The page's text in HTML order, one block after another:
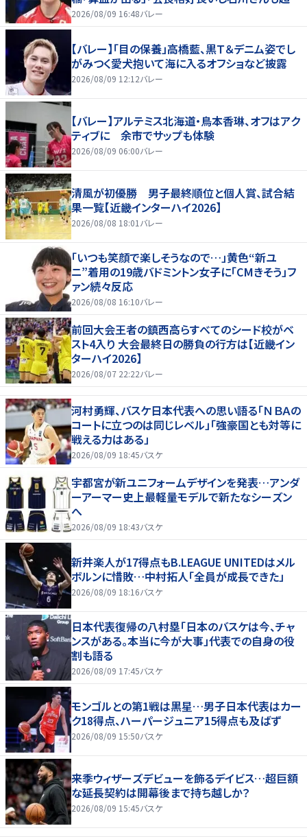
好いい」
2026/08/09 16:48バレー
【バレー】「目の保養」高橋藍、黒Ｔ＆デニム姿でし
がみつく愛犬抱いて海に入るオフショなど披露
2026/08/09 12:12バレー
【バレー】アルテミス北海道・鳥本香琳、オフはアク
ティブに 余市でサップも体験
2026/08/09 06:00バレー
清風が初優勝 男子最終順位と個人賞、試合結
果一覧【近畿インターハイ2026】
2026/08/08 18:01 バレー
「いつも笑顔で楽しそうなので…」黄色“新ユ
ニ”着用の19歳バドミントン女子に「CMきそう」フ
ァン続々反応
2026/08/08 16:10バレー
前回大会王者の鎮西高らすべてのシード校がベ
スト4入り 大会最終日の勝負の行方は【近畿イン
ターハイ2026】
2026/08/07 22:22バレー
河村勇輝、バスケ日本代表への思い語る「ＮＢＡの
コートに立つのは同じレベル」「強豪国とも対等に
戦える力はある」
2026/08/09 18:45バスケ
宇都宮が新ユニフォームデザインを発表…アンダ
ーアーマー史上最軽量モデルで新たなシーズン
へ
2026/08/09 18:43バスケ
新井楽人が17得点もB.LEAGUE UNITEDはメル
ボルンに惜敗…中村拓人「全員が成長できた」
2026/08/09 18:16バスケ
日本代表復帰の八村塁「日本のバスケは今、チャ
ンスがある。本当に今が大事」代表での自身の役
割も語る
2026/08/09 17:45バスケ
モンゴルとの第1戦は黒星…男子日本代表はカー
ク18得点、ハーパージュニア15得点も及ばず
2026/08/09 15:50バスケ
来季ウィザーズデビューを飾るデイビス…超巨額
な延長契約は開幕後まで持ち越しか？
2026/08/09 15:45バスケ